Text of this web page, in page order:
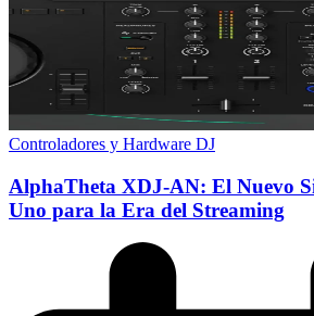
Controladores y Hardware DJ
AlphaTheta XDJ-AN: El Nuevo
Uno para la Era del Streaming